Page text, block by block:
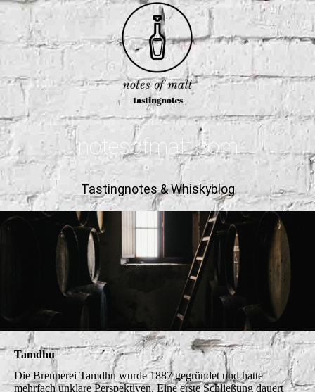
notesofmalt.com
Tastingnotes & Whiskyblog
Tamdhu
Die Brennerei Tamdhu wurde 1887 gegründet und hatte
mehrfach unklare Perspektiven. Eine erste Schließung dauert